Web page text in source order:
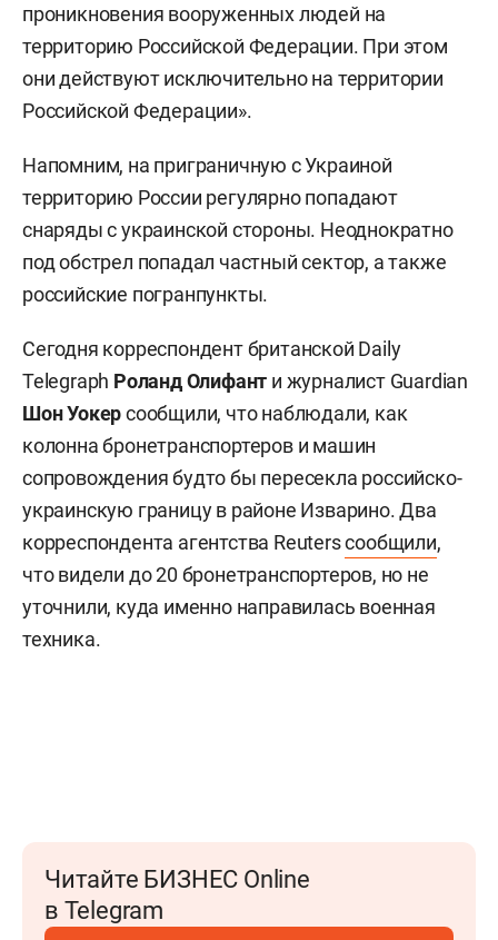
проникновения вооруженных людей на
территорию Российской Федерации. При этом
они действуют исключительно на территории
Российской Федерации».
Напомним, на приграничную с Украиной
территорию России регулярно попадают
снаряды с украинской стороны. Неоднократно
под обстрел попадал частный сектор, а также
российские погранпункты.
Сегодня корреспондент британской Daily
Telegraph Роланд Олифант и журналист Guardian
Шон Уокерсообщили, что наблюдали, как
колонна бронетранспортеров и машин
сопровождения будто бы пересекла российско-
украинскую границу в районе Изварино. Два
корреспондента агентства Reutersсообщили,
что видели до 20 бронетранспортеров, но не
уточнили, куда именно направилась военная
техника.
Читайте БИЗНЕС Online
в Telegram